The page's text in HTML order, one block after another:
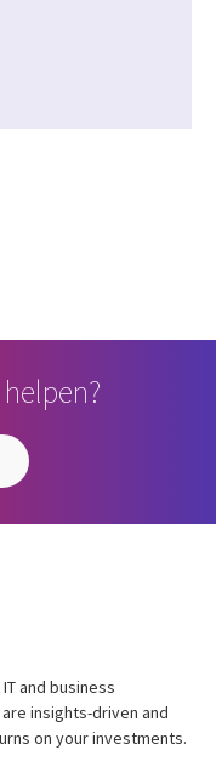
and business
insights-driven and
on your investments.